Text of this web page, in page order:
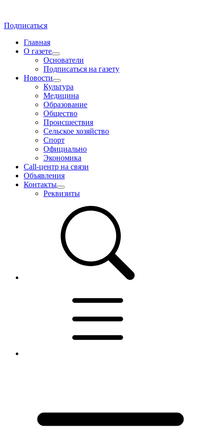
Подписаться
Главная
О газете
Основатели
Подписаться на газету
Новости
Культура
Медицина
Образование
Общество
Происшествия
Сельское хозяйство
Спорт
Официально
Экономика
Call-центр на связи
Объявления
Контакты
Реквизиты